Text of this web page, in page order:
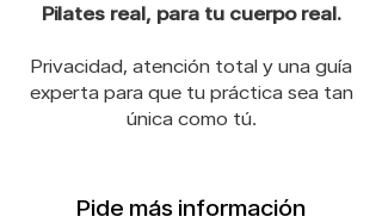
Pilates real, para tu cuerpo real.
Privacidad, atención total y una guía
experta para que tu práctica sea tan
única como tú.
Pide más información